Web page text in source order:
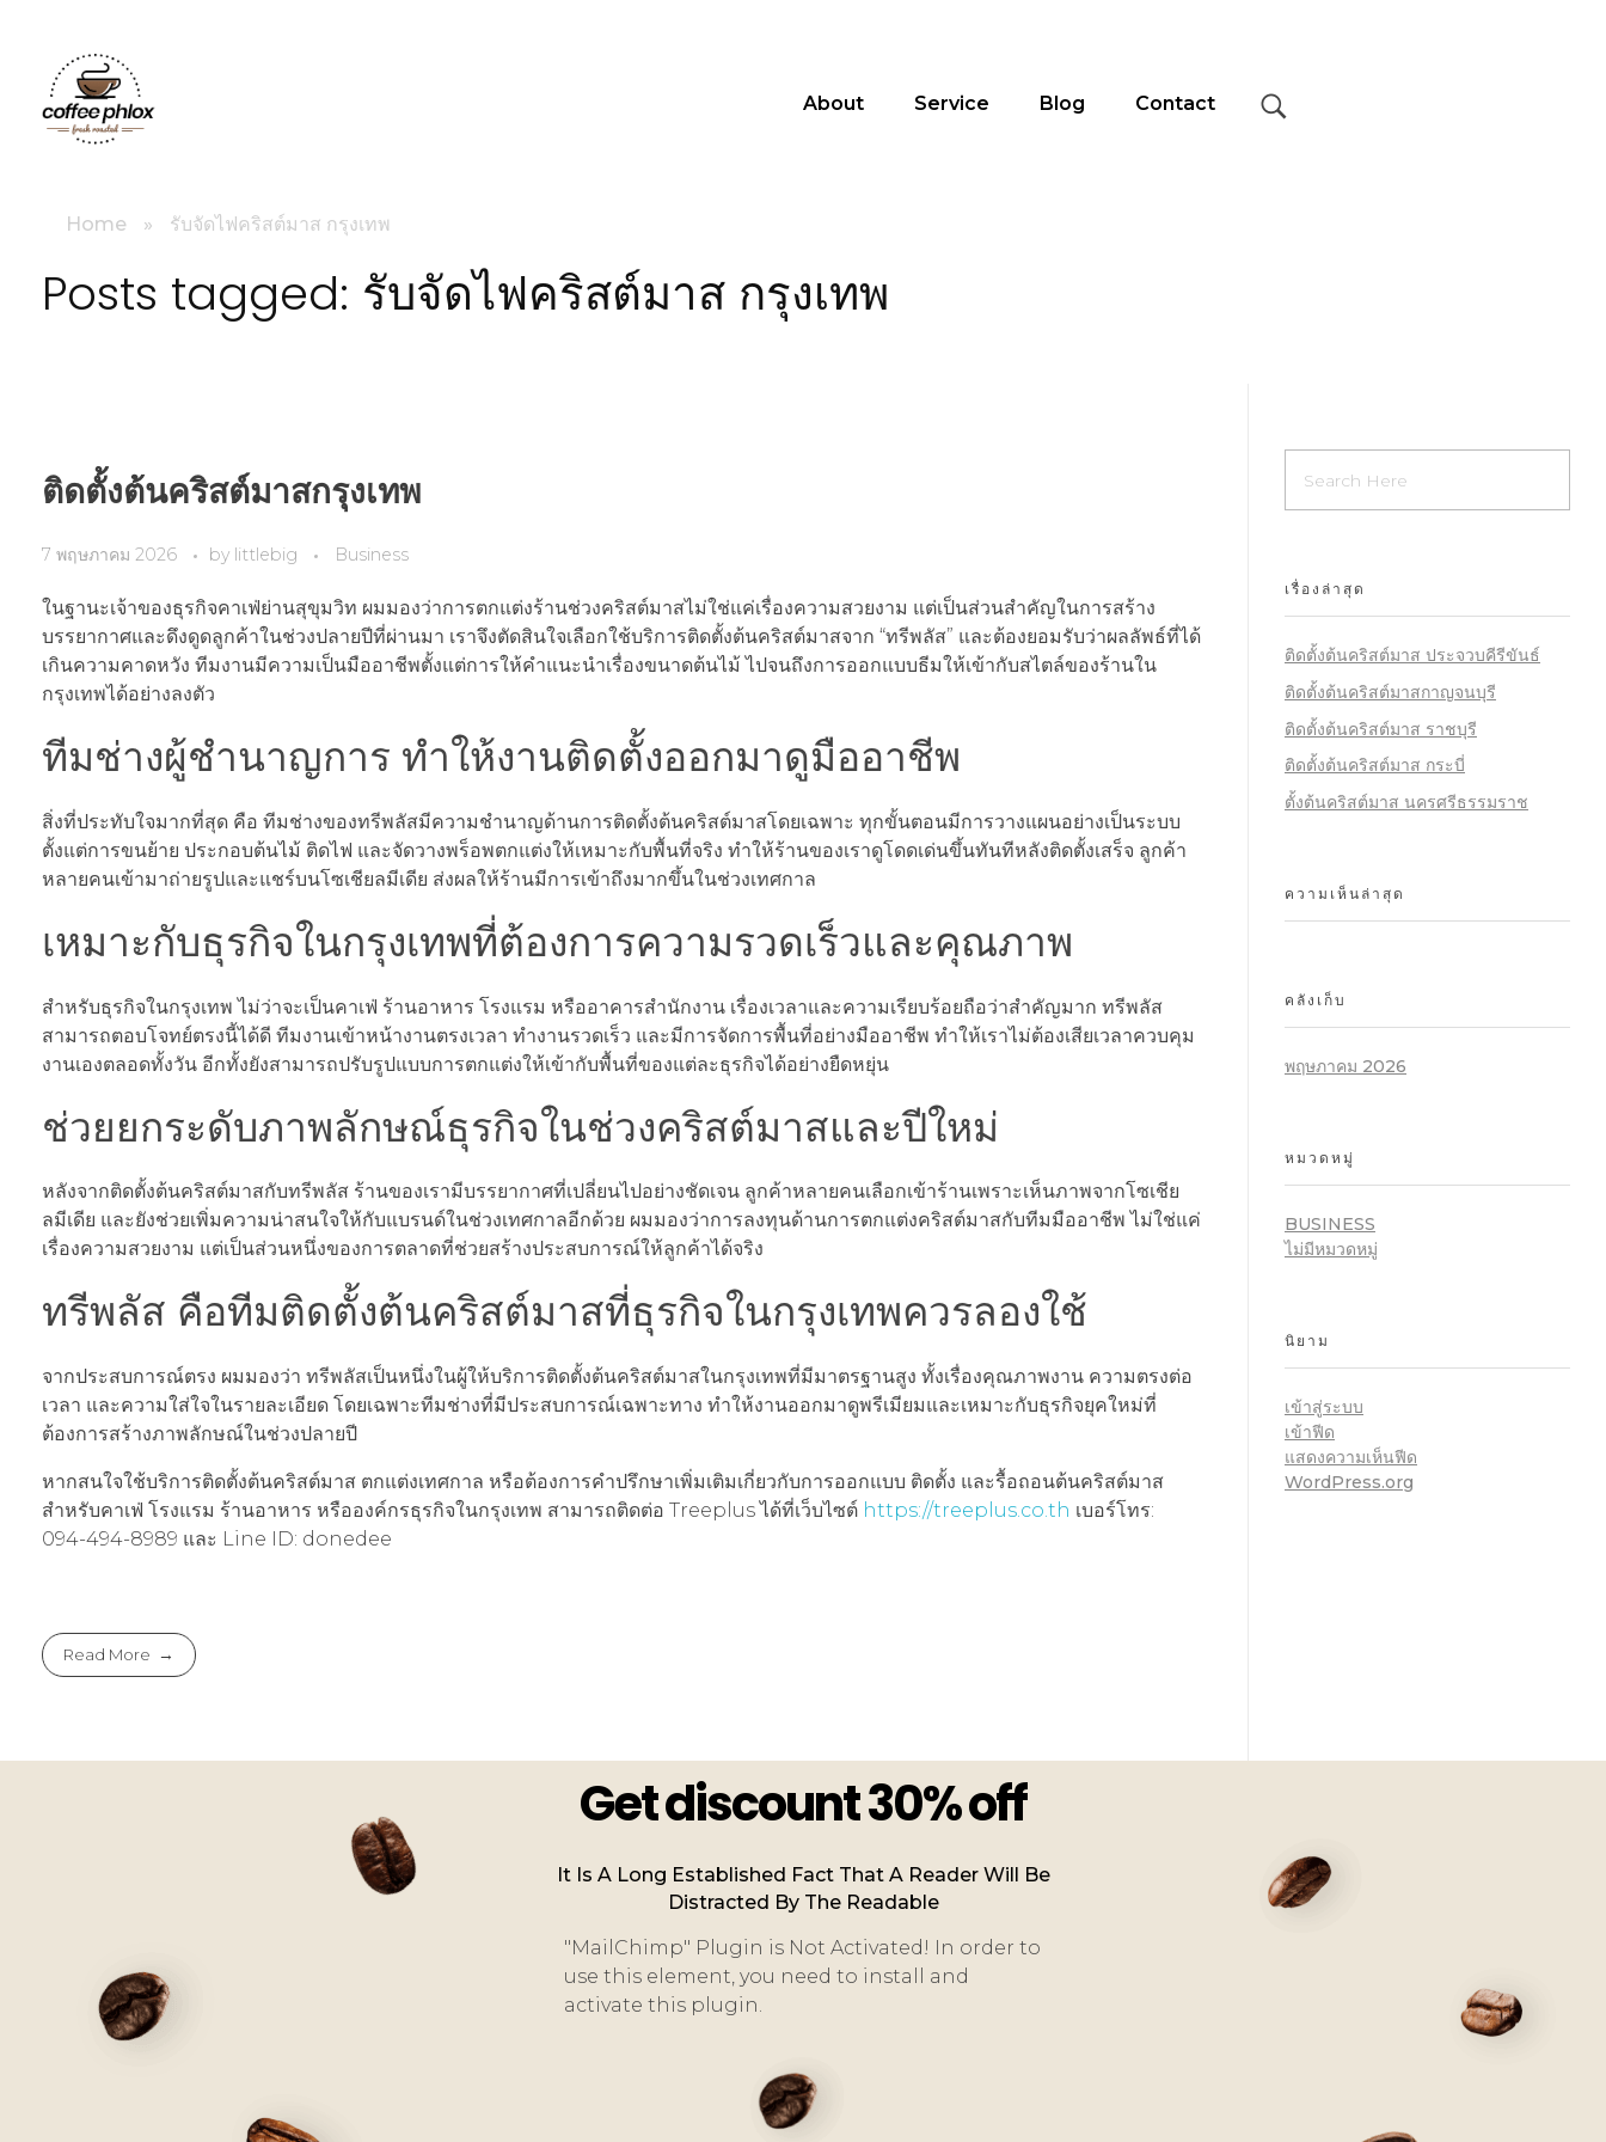
About Service Blog Contact
Home » รับจัดไฟคริสต์มาส กรุงเทพ
Posts tagged: รับจัดไฟคริสต์มาส กรุงเทพ
ติดตั้งต้นคริสต์มาสกรุงเทพ
7 พฤษภาคม 2026 by littlebig Business
ในฐานะเจ้าของธุรกิจคาเฟ่ย่านสุขุมวิท ผมมองว่าการตกแต่งร้านช่วงคริสต์มาสไม่ใช่แค่เรื่องความสวยงาม แต่เป็นส่วนสำคัญในการสร้าง
บรรยากาศและดึงดูดลูกค้าในช่วงปลายปีที่ผ่านมา เราจึงตัดสินใจเลือกใช้บริการติดตั้งต้นคริสต์มาสจาก “ทรีพลัส” และต้องยอมรับว่าผลลัพธ์ที่ได้
เกินความคาดหวัง ทีมงานมีความเป็นมืออาชีพตั้งแต่การให้คำแนะนำเรื่องขนาดต้นไม้ ไปจนถึงการออกแบบธีมให้เข้ากับสไตล์ของร้านใน
กรุงเทพได้อย่างลงตัว
ทีมช่างผู้ชำนาญการ ทำให้งานติดตั้งออกมาดูมืออาชีพ
สิ่งที่ประทับใจมากที่สุด คือ ทีมช่างของทรีพลัสมีความชำนาญด้านการติดตั้งต้นคริสต์มาสโดยเฉพาะ ทุกขั้นตอนมีการวางแผนอย่างเป็นระบบ
ตั้งแต่การขนย้าย ประกอบต้นไม้ ติดไฟ และจัดวางพร็อพตกแต่งให้เหมาะกับพื้นที่จริง ทำให้ร้านของเราดูโดดเด่นขึ้นทันทีหลังติดตั้งเสร็จ ลูกค้า
หลายคนเข้ามาถ่ายรูปและแชร์บนโซเชียลมีเดีย ส่งผลให้ร้านมีการเข้าถึงมากขึ้นในช่วงเทศกาล
เหมาะกับธุรกิจในกรุงเทพที่ต้องการความรวดเร็วและคุณภาพ
สำหรับธุรกิจในกรุงเทพ ไม่ว่าจะเป็นคาเฟ่ ร้านอาหาร โรงแรม หรืออาคารสำนักงาน เรื่องเวลาและความเรียบร้อยถือว่าสำคัญมาก ทรีพลัส
สามารถตอบโจทย์ตรงนี้ได้ดี ทีมงานเข้าหน้างานตรงเวลา ทำงานรวดเร็ว และมีการจัดการพื้นที่อย่างมืออาชีพ ทำให้เราไม่ต้องเสียเวลาควบคุม
งานเองตลอดทั้งวัน อีกทั้งยังสามารถปรับรูปแบบการตกแต่งให้เข้ากับพื้นที่ของแต่ละธุรกิจได้อย่างยืดหยุ่น
ช่วยยกระดับภาพลักษณ์ธุรกิจในช่วงคริสต์มาสและปีใหม่
หลังจากติดตั้งต้นคริสต์มาสกับทรีพลัส ร้านของเรามีบรรยากาศที่เปลี่ยนไปอย่างชัดเจน ลูกค้าหลายคนเลือกเข้าร้านเพราะเห็นภาพจากโซเชีย
ลมีเดีย และยังช่วยเพิ่มความน่าสนใจให้กับแบรนด์ในช่วงเทศกาลอีกด้วย ผมมองว่าการลงทุนด้านการตกแต่งคริสต์มาสกับทีมมืออาชีพ ไม่ใช่แค่
เรื่องความสวยงาม แต่เป็นส่วนหนึ่งของการตลาดที่ช่วยสร้างประสบการณ์ให้ลูกค้าได้จริง
ทรีพลัส คือทีมติดตั้งต้นคริสต์มาสที่ธุรกิจในกรุงเทพควรลองใช้
จากประสบการณ์ตรง ผมมองว่า ทรีพลัสเป็นหนึ่งในผู้ให้บริการติดตั้งต้นคริสต์มาสในกรุงเทพที่มีมาตรฐานสูง ทั้งเรื่องคุณภาพงาน ความตรงต่อ
เวลา และความใส่ใจในรายละเอียด โดยเฉพาะทีมช่างที่มีประสบการณ์เฉพาะทาง ทำให้งานออกมาดูพรีเมียมและเหมาะกับธุรกิจยุคใหม่ที่
ต้องการสร้างภาพลักษณ์ในช่วงปลายปี
หากสนใจใช้บริการติดตั้งต้นคริสต์มาส ตกแต่งเทศกาล หรือต้องการคำปรึกษาเพิ่มเติมเกี่ยวกับการออกแบบ ติดตั้ง และรื้อถอนต้นคริสต์มาส
สำหรับคาเฟ่ โรงแรม ร้านอาหาร หรือองค์กรธุรกิจในกรุงเทพ สามารถติดต่อ Treeplus ได้ที่เว็บไซต์ https://treeplus.co.th เบอร์โทร:
094-494-8989 และ Line ID: donedee
Read More
เรื่องล่าสุด
ติดตั้งต้นคริสต์มาส ประจวบคีรีขันธ์
ติดตั้งต้นคริสต์มาสกาญจนบุรี
ติดตั้งต้นคริสต์มาส ราชบุรี
ติดตั้งต้นคริสต์มาส กระบี่
ตั้งต้นคริสต์มาส นครศรีธรรมราช
ความเห็นล่าสุด
คลังเก็บ
พฤษภาคม 2026
หมวดหมู่
BUSINESS
ไม่มีหมวดหมู่
นิยาม
เข้าสู่ระบบ
เข้าฟีด
แสดงความเห็นฟีด
WordPress.org
Get discount 30% off
It Is A Long Established Fact That A Reader Will Be
Distracted By The Readable
"MailChimp" Plugin is Not Activated! In order to
use this element, you need to install and
activate this plugin.